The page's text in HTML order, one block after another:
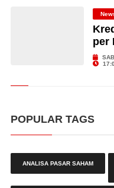
per
POPULAR TAGS
ANALISA PASAR SAHAM